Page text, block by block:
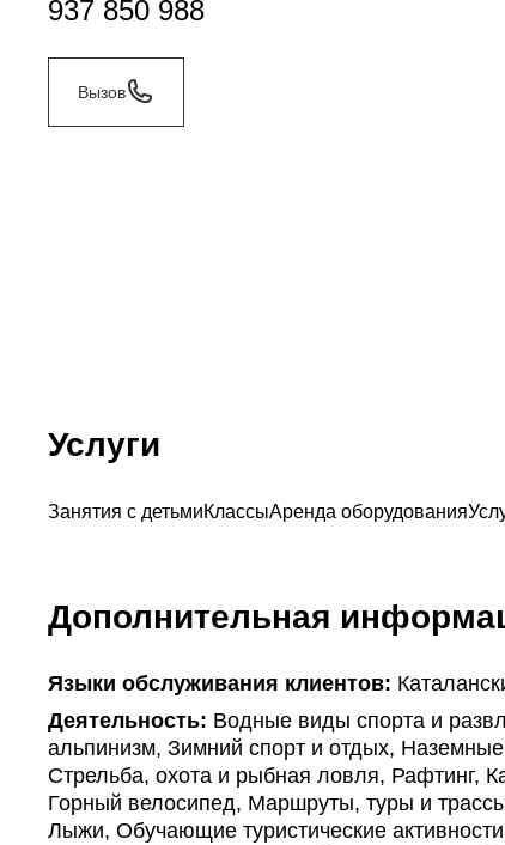
937 850 988
Вызов
Услуги
Занятия с детьмиКлассыАренда оборудования
Дополнительная
Языки обслуживания клиентов:
Деятельность: Водные виды спорта и
альпинизм, Зимний спорт и отдых,
Стрельба, охота и рыбная ловля, Рафтинг,
Горный велосипед, Маршруты, туры и
Лыжи, Обучающие туристические